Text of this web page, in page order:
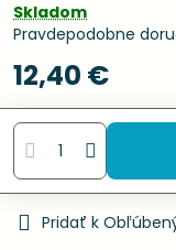
Skladom
Pravdepodobne
12,40 €
Pridať k